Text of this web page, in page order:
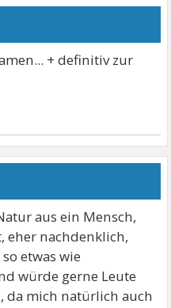
+ definitiv zur
aus ein Mensch,
eher nachdenklich,
etwas wie
würde gerne Leute
da mich natürlich auch